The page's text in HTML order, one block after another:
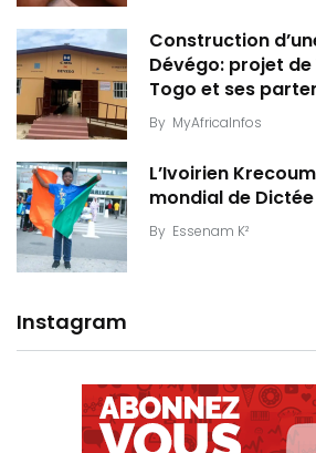
Construction
Dévégo: projet
Togo et ses
By MyAfricaInfos
L’Ivoirien
mondial de
By Essenam K²
Instagram